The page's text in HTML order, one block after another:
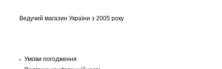
Ведучий магазин України з 2005 року
Умови погодження